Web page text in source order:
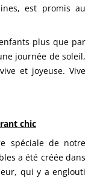
est promis au
plus que par
journée de soleil,
et joyeuse. Vive
chic
spéciale de notre
a été créée dans
qui y a englouti